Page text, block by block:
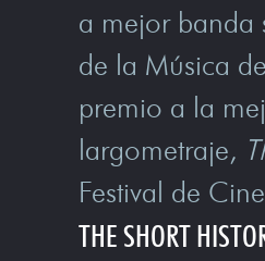
a mejor banda
de la Música
premio a la
largometraje,
Festival de
THE SHORT